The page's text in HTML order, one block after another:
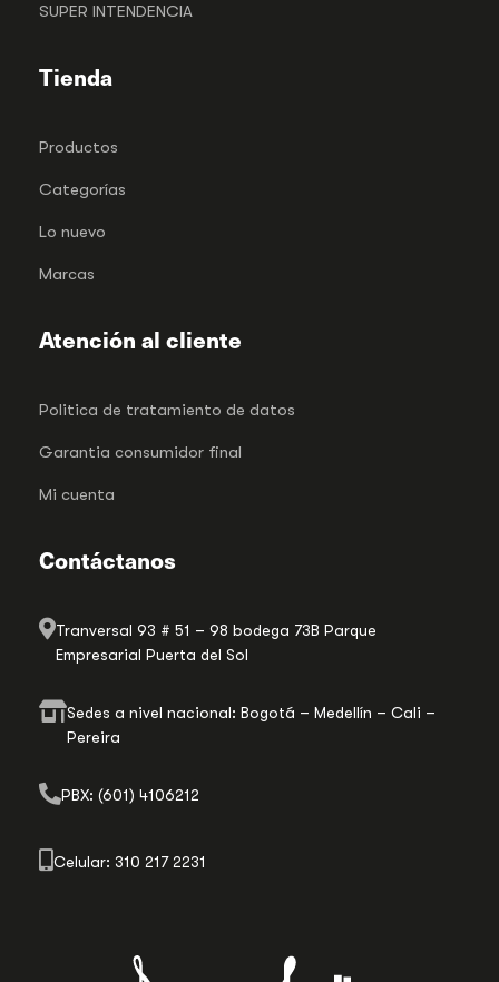
SUPER INTENDENCIA
Tienda
Productos
Categorías
Lo nuevo
Marcas
Atención al cliente
Politica de tratamiento de datos
Garantia consumidor final
Mi cuenta
Contáctanos
Tranversal 93 # 51 – 98 bodega 73B Parque
Empresarial Puerta del Sol
Sedes a nivel nacional: Bogotá – Medellín – Cali –
Pereira
PBX: (601) 4106212
Celular: 310 217 2231